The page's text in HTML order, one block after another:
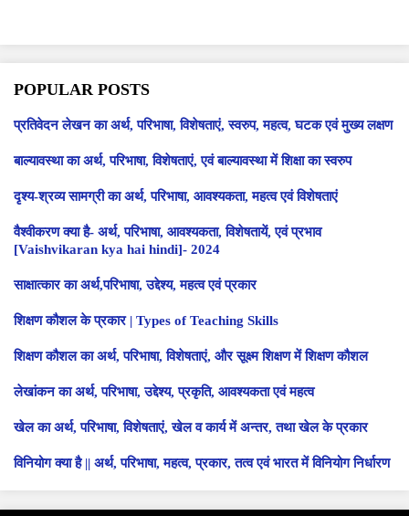
POPULAR POSTS
प्रतिवेदन लेखन का अर्थ, परिभाषा, विशेषताएं, स्वरुप, महत्व, घटक एवं मुख्य लक्षण
बाल्यावस्था का अर्थ, परिभाषा, विशेषताएं, एवं बाल्यावस्था में शिक्षा का स्वरुप
दृश्य-श्रव्य सामग्री का अर्थ, परिभाषा, आवश्यकता, महत्व एवं विशेषताएं
वैश्वीकरण क्या है- अर्थ, परिभाषा, आवश्यकता, विशेषतायें, एवं प्रभाव
[Vaishvikaran kya hai hindi]- 2024
साक्षात्कार का अर्थ,परिभाषा, उद्देश्य, महत्व एवं प्रकार
शिक्षण कौशल के प्रकार | Types of Teaching Skills
शिक्षण कौशल का अर्थ, परिभाषा, विशेषताएं, और सूक्ष्म शिक्षण में शिक्षण कौशल
लेखांकन का अर्थ, परिभाषा, उद्देश्य, प्रकृति, आवश्यकता एवं महत्व
खेल का अर्थ, परिभाषा, विशेषताएं, खेल व कार्य में अन्तर, तथा खेल के प्रकार
विनियोग क्या है || अर्थ, परिभाषा, महत्व, प्रकार, तत्व एवं भारत में विनियोग निर्धारण